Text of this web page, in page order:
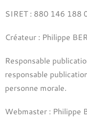
SIRET : 880 146 188
Créateur : Philippe
Responsable
responsable
personne morale.
Webmaster : Philippe